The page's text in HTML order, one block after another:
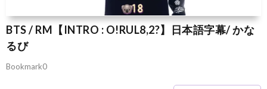
BTS / RM【INTRO : O!RUL8,2?】日本語字幕/ かな
るび
Bookmark0